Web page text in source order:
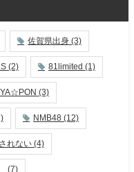
佐賀県出身 (3)
(2) 81limited (1)
(3)
NMB48 (12)
れない (4)
(7)